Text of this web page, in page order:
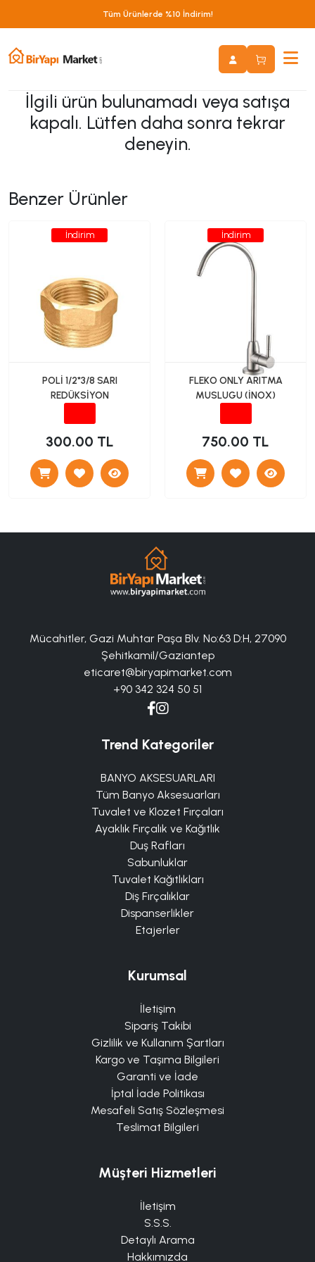
Tüm Ürünlerde %10 İndirim!
İlgili ürün bulunamadı veya satışa
kapalı. Lütfen daha sonra tekrar
deneyin.
Benzer Ürünler
İndirim
POLİ 1/2*3/8 SARI
REDÜKSİYON
300.00 TL
İndirim
FLEKO ONLY ARITMA
MUSLUGU (İNOX)
750.00 TL
Mücahitler, Gazi Muhtar Paşa Blv. No:63 D:H, 27090
Şehitkamil/Gaziantep
eticaret@biryapimarket.com
+90 342 324 50 51
Trend Kategoriler
BANYO AKSESUARLARI
Tüm Banyo Aksesuarları
Tuvalet ve Klozet Fırçaları
Ayaklık Fırçalık ve Kağıtlık
Duş Rafları
Sabunluklar
Tuvalet Kağıtlıkları
Diş Fırçalıklar
Dispanserlikler
Etajerler
Kurumsal
İletişim
Sipariş Takibi
Gizlilik ve Kullanım Şartları
Kargo ve Taşıma Bilgileri
Garanti ve İade
İptal İade Politikası
Mesafeli Satış Sözleşmesi
Teslimat Bilgileri
Müşteri Hizmetleri
İletişim
S.S.S.
Detaylı Arama
Hakkımızda